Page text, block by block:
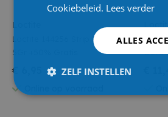
Loctite
Loctite 144256 Strip Precision
5Gr +50% Gratis
€ 6,95
Gel
Cookiebeleid. Lees verder
ALLES
ZELF INSTELLEN